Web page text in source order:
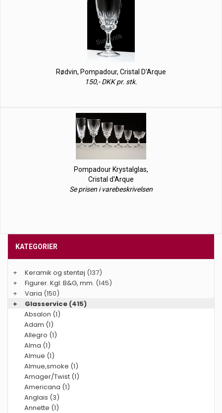
Rødvin, Pompadour, Cristal D'Arque
150,- DKK pr. stk.
Pompadour Krystalglas,
Cristal d'Arque
Se prisen i varebeskrivelsen
KATEGORIER
+ Keramik og stentøj (137)
+
Figurer. Kgl. B&G, mm. (145)
+
Varia (150)
+
Glasservice (415)
Absalon (1)
Adam (1)
Allegro (1)
Alma (1)
Almue (1)
Almue,smoke (1)
Amager/Twist (1)
Americana (1)
Anglais (3)
Annette (1)